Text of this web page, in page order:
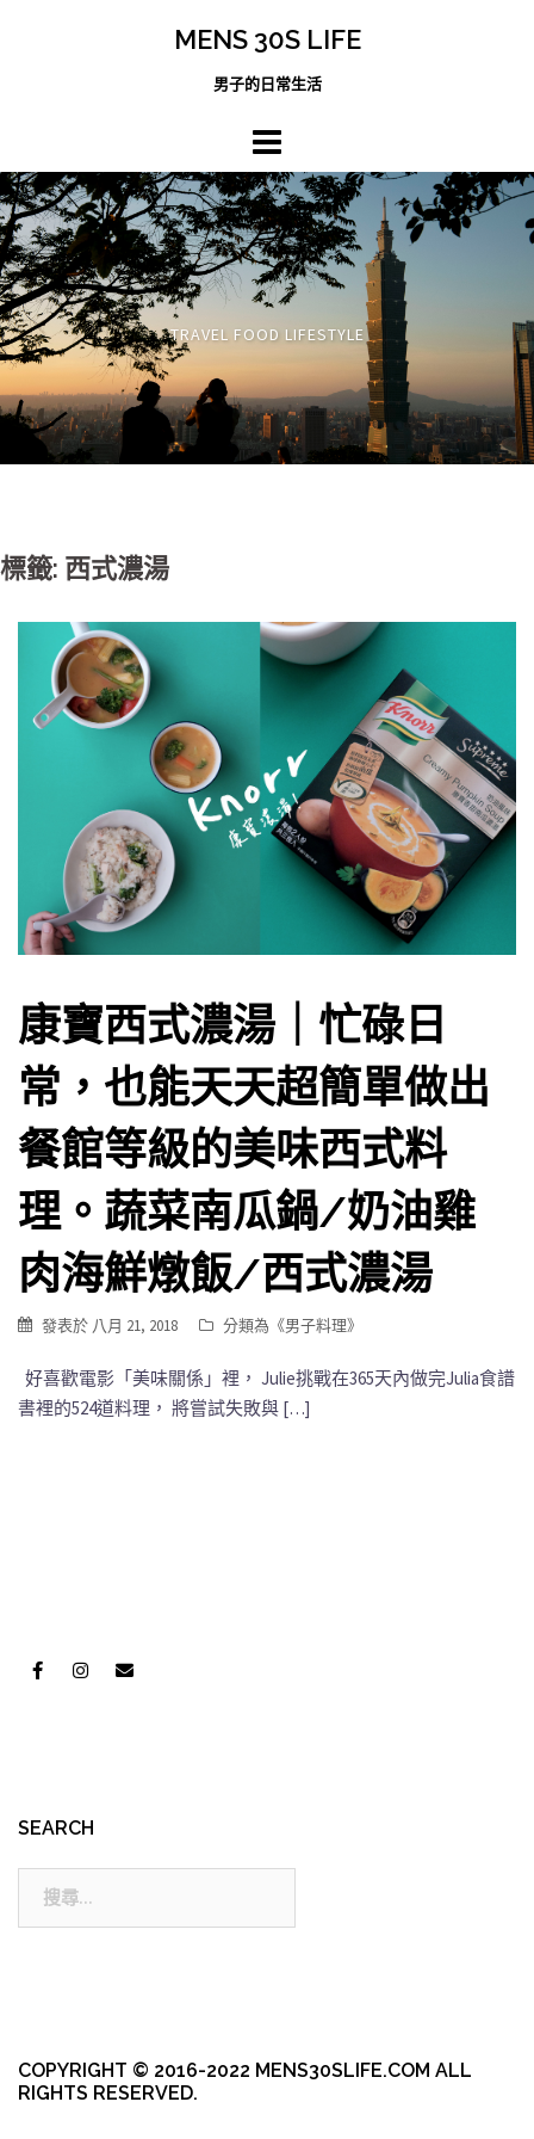
MENS 30S LIFE
男子的日常生活
TRAVEL FOOD LIFESTYLE
標籤: 西式濃湯
康寶西式濃湯｜忙碌日
常，也能天天超簡單做出
餐館等級的美味西式料
理。蔬菜南瓜鍋/奶油雞
肉海鮮燉飯/西式濃湯
發表於 八月 21, 2018 分類為《男子料理》
好喜歡電影「美味關係」裡， Julie挑戰在365天內做完Julia食譜
書裡的524道料理， 將嘗試失敗與 […]
SEARCH
COPYRIGHT © 2016-2022 MENS30SLIFE.COM ALL
RIGHTS RESERVED.